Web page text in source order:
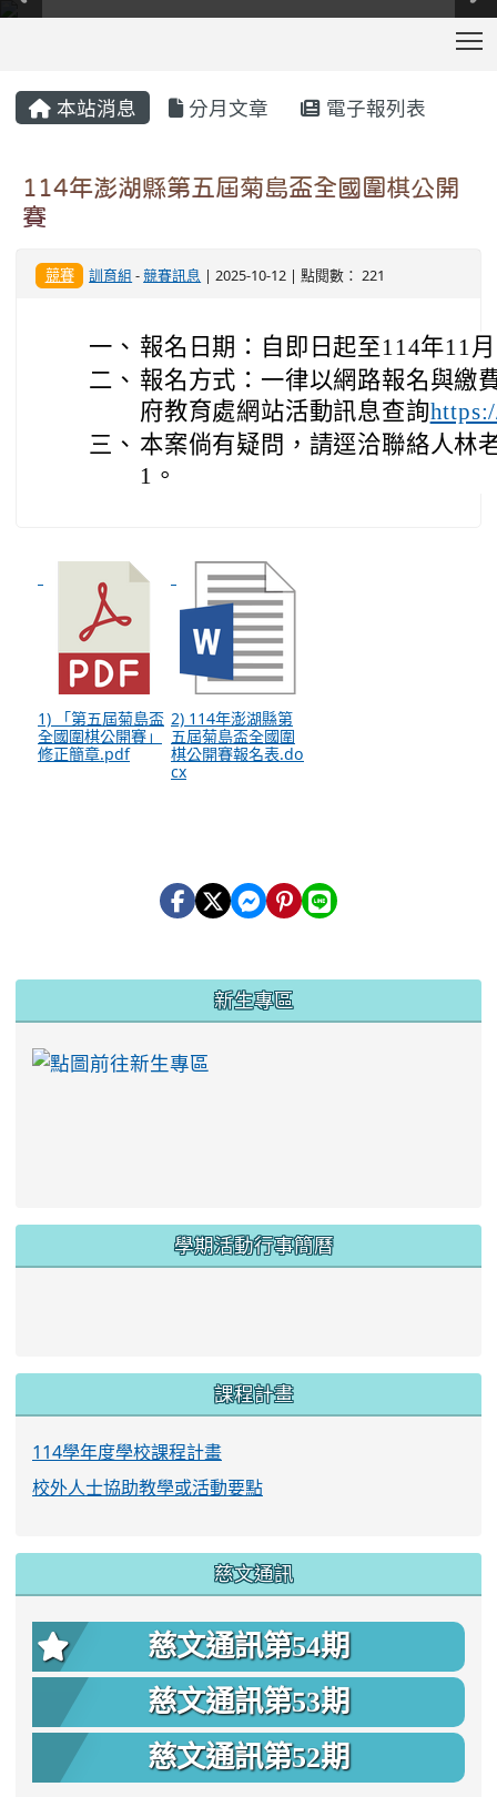
本站消息 分月文章 電子報列表
114年澎湖縣第五屆菊島盃全國圍棋公開
賽
競賽 訓育組 -競賽訊息 | 2025-10-12 | 點閱數： 221
一、 報名日期：自即日起至114年11
二、 報名方式：一律以網路報名與繳
府教育處網站活動訊息查詢
三、 本案倘有疑問，請逕洽聯絡人林
1。
1) 「第五屆菊島盃
全國圍棋公開賽」
修正簡章.pdf
2) 114年澎湖縣第
五屆菊島盃全國圍
棋公開賽報名表.do
cx
新生專區
學期活動行事簡曆
課程計畫
114學年度學校課程計畫
校外人士協助教學或活動要點
慈文通訊
慈文通訊第54期
慈文通訊第53期
慈文通訊第52期